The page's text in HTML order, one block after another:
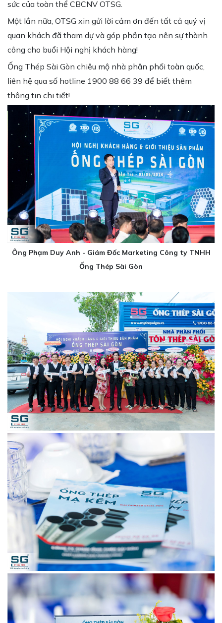
sức của toàn thể CBCNV OTSG.
Một lần nữa, OTSG xin gửi lời cảm ơn đến tất cả quý vị
quan khách đã tham dự và góp phần tạo nên sự thành
công cho buổi Hội nghị khách hàng!
Ống Thép Sài Gòn chiêu mộ nhà phân phối toàn quốc,
liên hệ qua số hotline 1900 88 66 39 để biết thêm
thông tin chi tiết!
Ông Phạm Duy Anh - Giám Đốc Marketing Công ty TNHH
Ống Thép Sài Gòn